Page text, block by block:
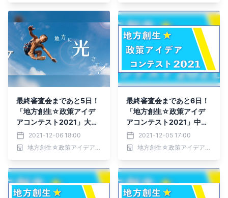
最終審査会まであと5日！
「地方創生☆政策アイデ
アコンテスト2021」大学
生以上一般の部 出場者決
定！
2021-12-06 18:00
地方創生☆政策アイデアコンテスト2021事務局
最終審査会まであと6日！
「地方創生☆政策アイデ
アコンテスト2021」中高
生以下の部 出場者決定！
2021-12-05 17:00
地方創生☆政策アイデアコンテスト2021事務局